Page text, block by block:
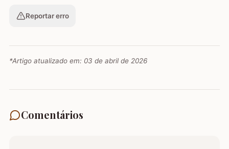
Reportar erro
*Artigo atualizado em: 03 de abril de 2026
Comentários